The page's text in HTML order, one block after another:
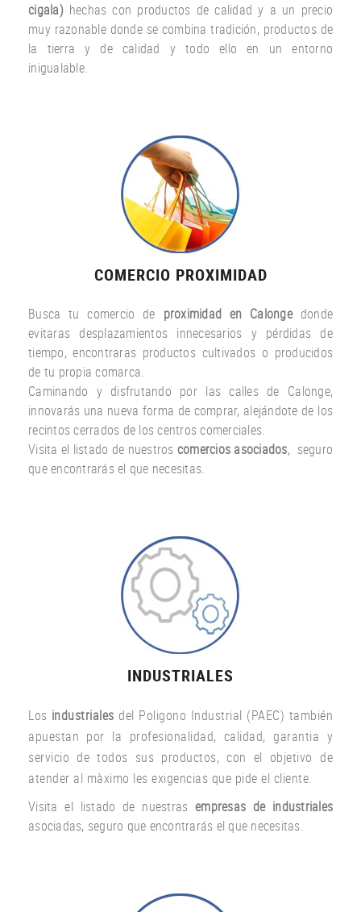
cigala) hechas con productos de calidad y a un precio
muy razonable donde se combina tradición, productos de
la tierra y de calidad y todo ello
en un entorno
inigualable.
COMERCIO PROXIMIDAD
Busca tu comercio de proximidad en Calongedonde
evitaras desplazamientos innecesarios y pérdidas de
tiempo, encontraras productos cultivados o producidos
de tu propia comarca.
Caminando y disfrutando por las calles de Calonge,
innovarás una nueva forma de comprar, alejándote de los
recintos cerrados de los centros comerciales.
Visita el listado de nuestros comercios asociados, seguro
que encontrarás el que necesitas.
INDUSTRIALES
Los industriales del Poligono Industrial (PAEC) también
apuestan por la profesionalidad, calidad, garantia y
servicio de todos sus productos, con el objetivo de
atender al màximo les exigencias que pide el cliente.
Visita el listado de nuestras empresas de industriales
asociadas, seguro que encontrarás el que necesitas.